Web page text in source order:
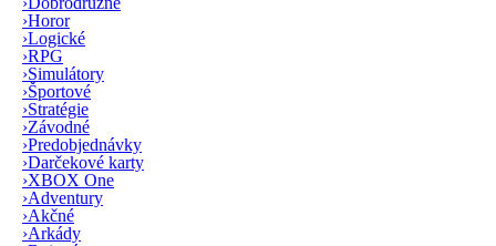
›Horor
›Logické
›RPG
›Simulátory
›Športové
›Stratégie
›Závodné
›Predobjednávky
›Darčekové karty
›XBOX One
›Adventury
›Akčné
›Arkády